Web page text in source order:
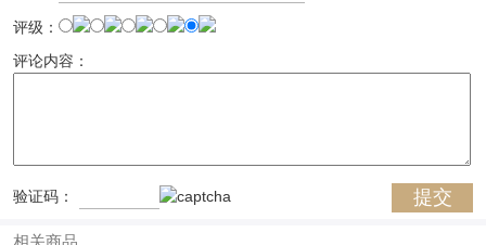
评级：
评论内容：
验证码：
相关商品